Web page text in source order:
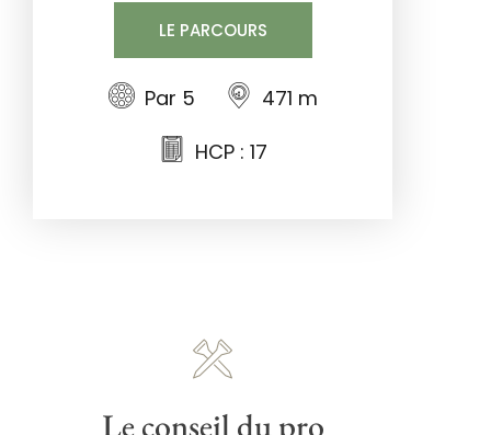
LE PARCOURS
Par 5
471 m
HCP : 17
Le conseil du pro